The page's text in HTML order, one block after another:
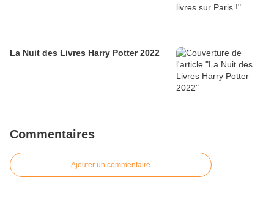
La Nuit des Livres Harry Potter 2022
Commentaires
Ajouter un commentaire